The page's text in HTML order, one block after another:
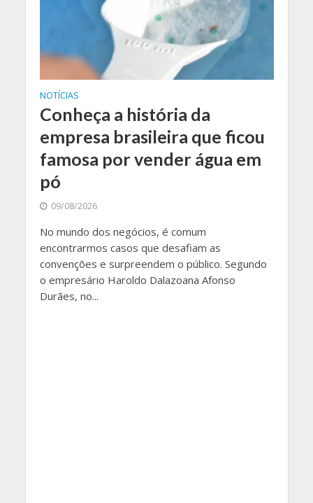
NOTÍCIAS
Conheça a história da
empresa brasileira que ficou
famosa por vender água em
pó
09/08/2026
No mundo dos negócios, é comum
encontrarmos casos que desafiam as
convenções e surpreendem o público. Segundo
o empresário Haroldo Dalazoana Afonso
Durães, no...